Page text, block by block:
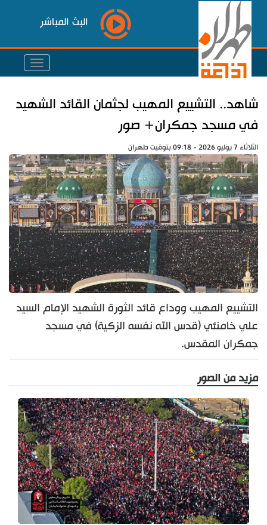
البث المباشر
شاهد.. التشييع المهيب لجثمان القائد الشهيد
في مسجد جمكران+ صور
الثلاثاء 7 يوليو 2026 - 09:18 بتوقيت طهران
التشييع المهيب ووداع قائد الثورة الشهيد الإمام السيد
علي خامنئي (قدس الله نفسه الزكية) في مسجد
جمكران المقدس.
مزيد من الصور